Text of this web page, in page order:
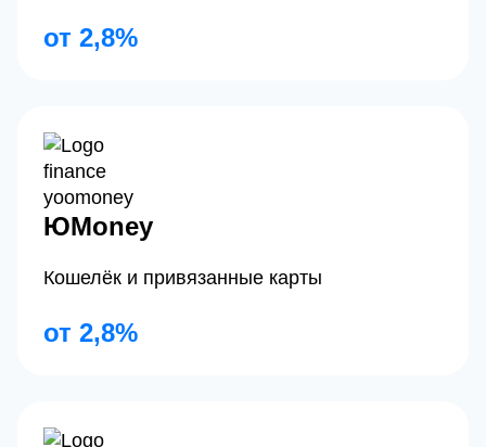
от 2,8%
ЮMoney
Кошелёк и привязанные карты
от 2,8%